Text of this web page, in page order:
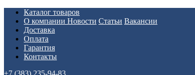
Каталог товаров
О компании Новости Статьи Вакансии
Доставка
Оплата
Гарантия
Контакты
+7 (383) 235-94-83